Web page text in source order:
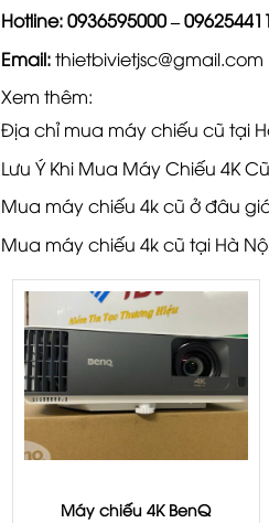
Hotline:0936595000–
Email: thietbivietjsc@gmail.com
Xem thêm:
Địa chỉ mua máy chiếu cũ tại
Lưu Ý Khi Mua Máy Chiếu 4K
Mua máy chiếu 4k cũ ở đâu
Mua máy chiếu 4k cũ tại Hà
Máy chiếu 4K BenQ